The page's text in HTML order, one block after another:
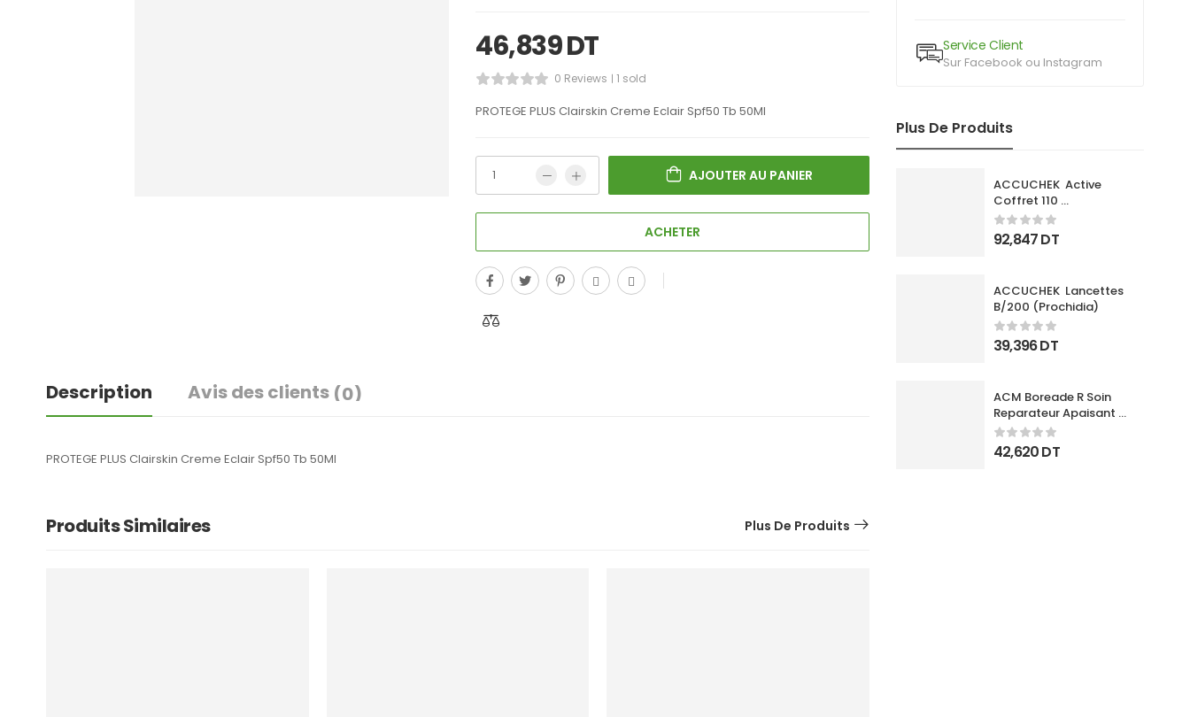
Service Client
Sur Facebook ou Instagram
Plus De Produits
ACCUCHEK  Active
Coffret 110
Bandlettes+Appareil
92,847DT
ACCUCHEK  Lancettes
B/200 (Prochidia)
39,396DT
ACM Boreade R Soin
Reparateur Apaisant
40Ml
42,620DT
46,839DT
0 Reviews 1 sold
PROTEGE PLUS Clairskin Creme Eclair Spf50 Tb 50Ml
AJOUTER AU PANIER
ACHETER
Description Avis des clients (0)
PROTEGE PLUS Clairskin Creme Eclair Spf50 Tb 50Ml
Produits Similaires Plus De Produits